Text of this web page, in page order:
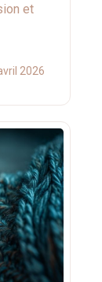
et
2026